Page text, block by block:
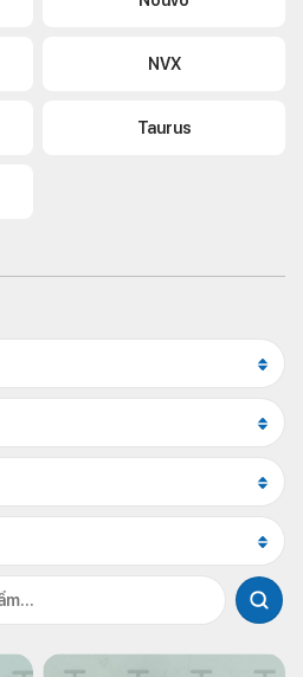
NVX
Taurus